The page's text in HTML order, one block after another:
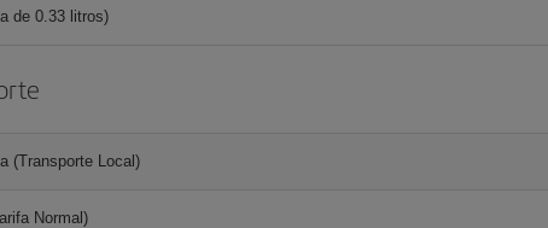
de 0.33 litros)
(Transporte Local)
Normal)